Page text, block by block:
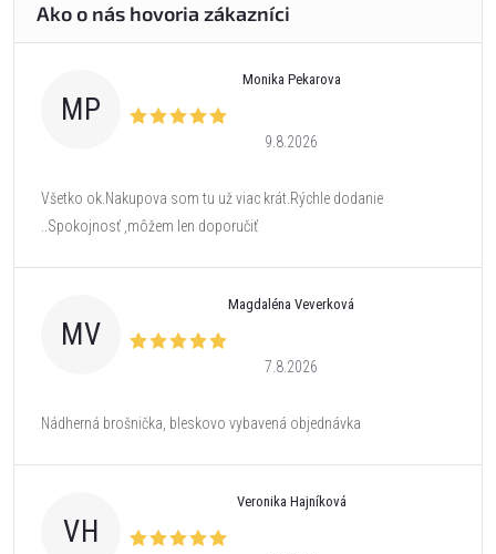
MP
Monika Pekarova
9.8.2026
Všetko ok.Nakupova som tu už viac krát.Rýchle dodanie
..Spokojnosť ,môžem len doporučiť
MV
Magdaléna Veverková
7.8.2026
Nádherná brošnička, bleskovo vybavená objednávka
VH
Veronika Hajníková